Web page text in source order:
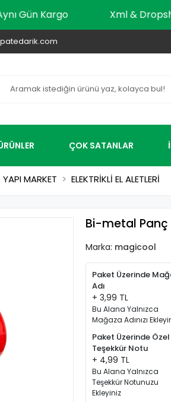
Aynı Gün Kargo Xml &
ÇOK SATANLAR
YAPI MARKET ELEKTRİKLİ EL ALETLERİ
Bi-metal Panç
Marka: magicool
Paket Üzerinde
Adı
+ 3,99 TL
Bu Alana Yalnızca
Mağaza Adınızı
Paket Üzerinde Özel
Teşekkür Notu
+ 4,99 TL
Bu Alana Yalnızca
Teşekkür Notunuzu
Ekleyiniz